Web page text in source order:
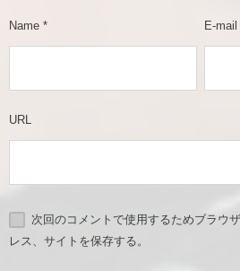
Name * E-mail
URL
次回のコメントで使用するためブラウ
レス、サイトを保存する。